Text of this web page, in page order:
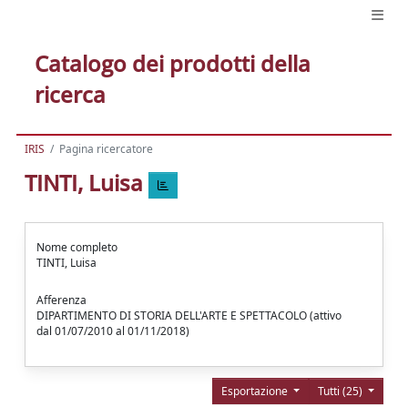
Catalogo dei prodotti della
ricerca
IRIS Pagina ricercatore
TINTI, Luisa
Nome completo
TINTI, Luisa
Afferenza
DIPARTIMENTO DI STORIA DELL'ARTE E SPETTACOLO (attivo
dal 01/07/2010 al 01/11/2018)
Tutti (25)
Esportazione